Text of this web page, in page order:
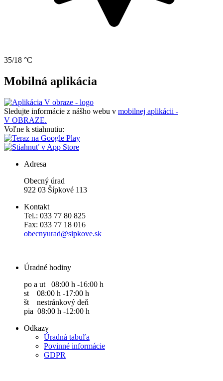
35/18 °C
Mobilná aplikácia
Sledujte informácie z nášho webu v mobilnej aplikácii -
V OBRAZE.
Voľne k stiahnutiu:
Adresa
Obecný úrad
922 03 Šípkové 113
Kontakt
Tel.: 033 77 80 825
Fax: 033 77 18 016
obecnyurad@sipkove.sk
Úradné hodiny
po a ut 08:00 h -16:00 h
st 08:00 h -17:00 h
št nestránkový deň
pia 08:00 h -12:00 h
Odkazy
Úradná tabuľa
Povinné informácie
GDPR